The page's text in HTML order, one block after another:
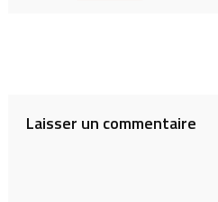
Laisser un commentaire